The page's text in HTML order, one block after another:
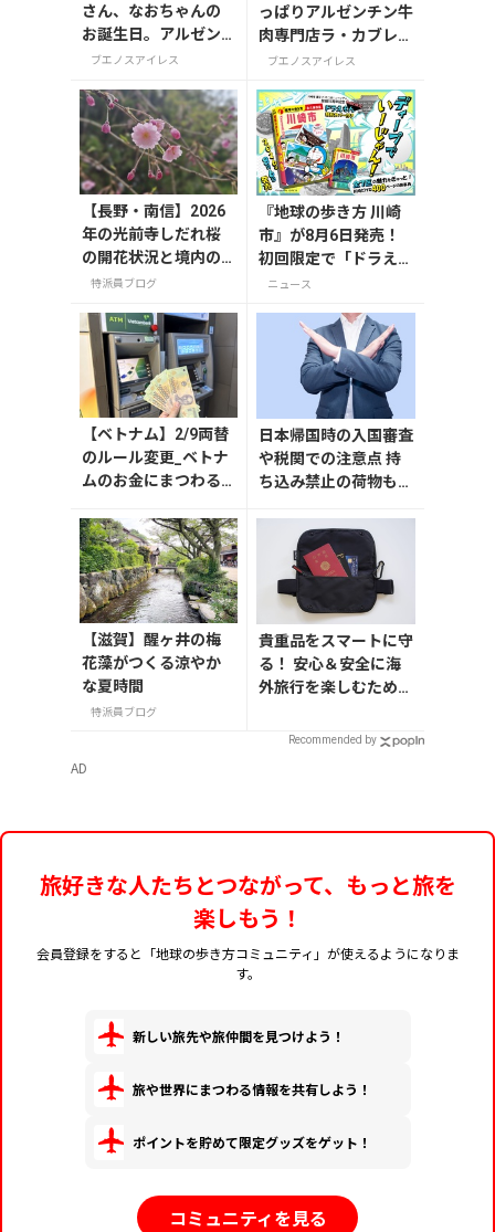
さん、なおちゃんの
お誕生日。アルゼン
チンでは ハッピーバ
ーマで
ブエノスアイレス
っぱりアルゼンチン牛
肉専門店ラ・カブレラ
La Cabrera
ブエノスアイレス
【長野・南信】2026
年の光前寺しだれ桜
の開花状況と境内の
様子
特派員ブログ
『地球の歩き方 川崎
市』が8月6日発売！
初回限定で「ドラえも
ん」描き下ろし特別カ
ニュース
【ベトナム】2/9両替
のルール変更_ベトナ
ムのお金にまつわる
編）
日本帰国時の入国審査
や税関での注意点 持
ち込み禁止の荷物も解
【滋賀】醒ヶ井の梅
花藻がつくる涼やか
な夏時間
特派員ブログ
貴重品をスマートに守
る！ 安心＆安全に海
外旅行を楽しむための
Recommended by
AD
旅好きな人たちとつながって、もっと旅を
楽しもう！
会員登録をすると「地球の歩き方コミュニティ」が使えるようになりま
す。
新しい旅先や旅仲間を見つけよう！
旅や世界にまつわる情報を共有しよう！
ポイントを貯めて限定グッズをゲット！
コミュニティを見る